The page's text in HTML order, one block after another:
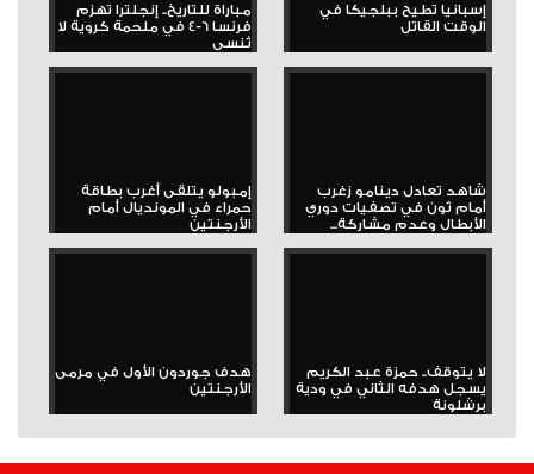
إسبانيا تطيح ببلجيكا في
الوقت القاتل
مباراة للتاريخ.. إنجلترا تهزم
فرنسا 6-4 في ملحمة كروية لا
تُنسى
شاهد تعادل دينامو زغرب
أمام ثون في تصفيات دوري
الأبطال وعدم مشاركة...
إمبولو يتلقى أغرب بطاقة
حمراء في المونديال أمام
الأرجنتين
لا يتوقف.. حمزة عبد الكريم
يسجل هدفه الثاني في ودية
برشلونة
هدف جوردون الأول في مرمى
الأرجنتين